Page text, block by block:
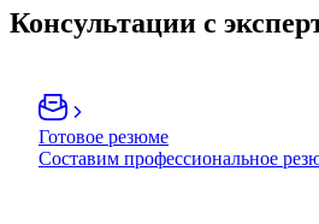
Консультации с
Готовое резюме
Составим профессиональное